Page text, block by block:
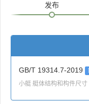
发布
GB/T 19314.7-2019
小艇 艇体结构和构件尺